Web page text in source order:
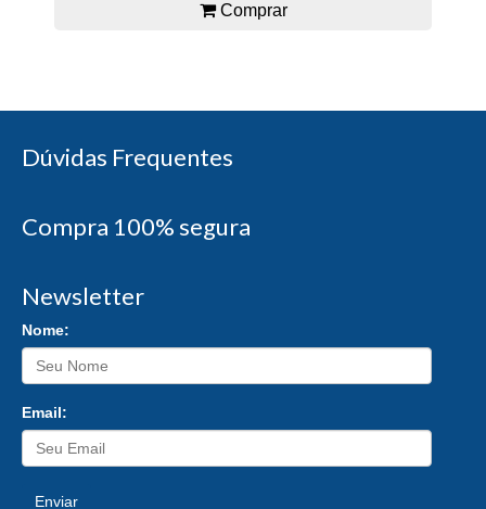
Comprar
Dúvidas Frequentes
Compra 100% segura
Newsletter
Nome:
Email:
Enviar